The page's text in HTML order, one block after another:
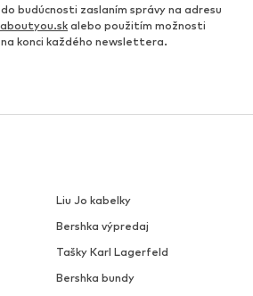
budúcnosti zaslaním správy na adresu
alebo použitím možnosti
konci každého newslettera.
Liu Jo kabelky
Bershka výpredaj
Tašky Karl Lagerfeld
Bershka bundy